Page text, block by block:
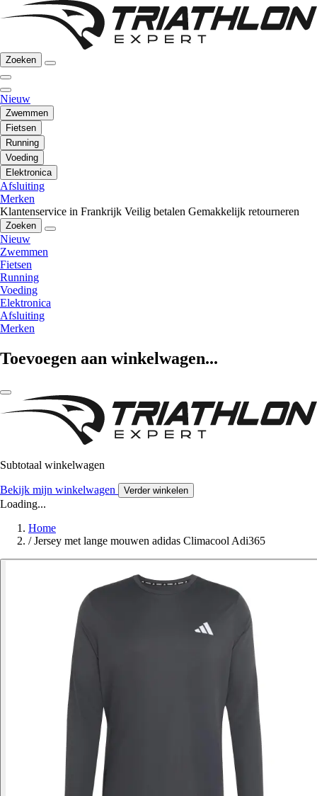
Zoeken
Nieuw
Zwemmen
Fietsen
Running
Voeding
Elektronica
Afsluiting
Merken
Klantenservice in Frankrijk Veilig betalen Gemakkelijk retourneren
Zoeken
Nieuw
Zwemmen
Fietsen
Running
Voeding
Elektronica
Afsluiting
Merken
Toevoegen aan winkelwagen...
Subtotaal winkelwagen
Bekijk mijn winkelwagen Verder winkelen
Loading...
Home
/ Jersey met lange mouwen adidas Climacool Adi365